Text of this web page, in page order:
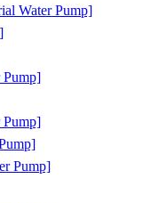
Water Pump]
Pump]